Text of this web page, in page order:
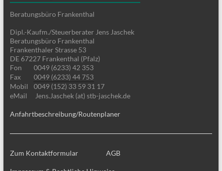
Beratungsbüro Frankenthal
Dipl.-Kaufm./Steuerberater Jens Jaschek
Beratungsbüro Frankenthal
Frankenthaler Strasse 53
DE 67227 Frankenthal (Pfalz)
Fon
0049 (6233) 42 353
Fax
0049 (6233) 44 753
Mobil
0049 (152) 33 59 31 17
eMail
Jens.Jaschek (at) stb-jaschek.de
Anfahrtbeschreibung/Routenplaner
Zum Kontaktformular AGB